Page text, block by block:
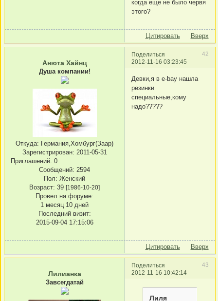
когда еще не было червя
этого?
Цитировать Вверх
Поделиться
42
2012-11-16 03:23:45
Анюта Хайнц
Душа компании!
Откуда: Германия,Хомбург(Заар)
Зарегистрирован: 2011-05-31
Приглашений: 0
Сообщений: 2594
Пол: Женский
Возраст: 39 [1986-10-20]
Провел на форуме:
1 месяц 10 дней
Последний визит:
2015-09-04 17:15:06
Девки,я в e-bay нашла
резинки
специальные,кому
надо?????
Цитировать Вверх
Поделиться
43
2012-11-16 10:42:14
Лилианка
Завсегдатай
Лиля